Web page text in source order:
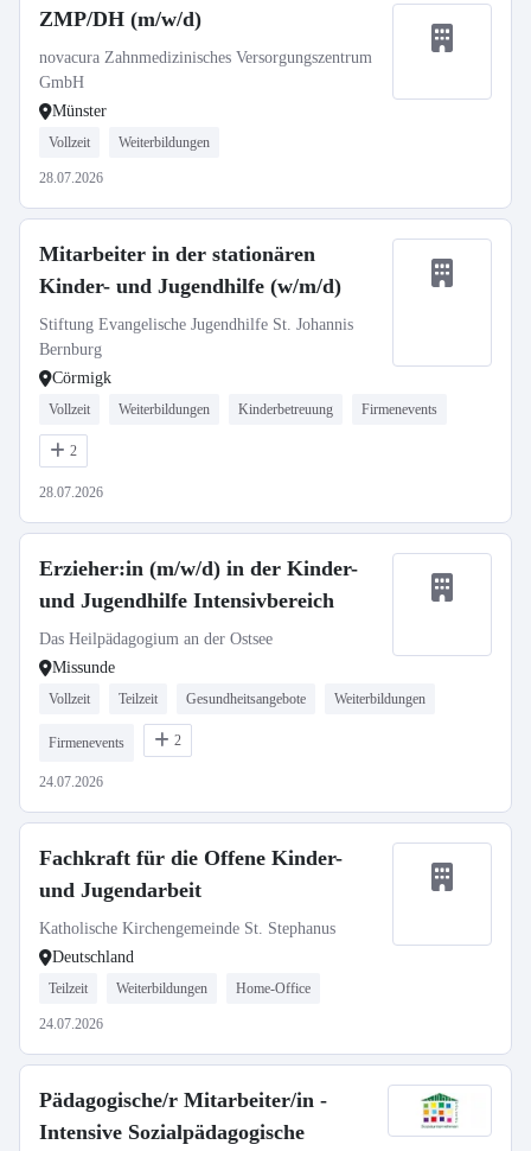
ZMP/DH (m/w/d)
novacura Zahnmedizinisches Versorgungszentrum
GmbH
Münster
Vollzeit Weiterbildungen
28.07.2026
Mitarbeiter in der stationären
Kinder- und Jugendhilfe (w/m/d)
Stiftung Evangelische Jugendhilfe St. Johannis
Bernburg
Cörmigk
Vollzeit Weiterbildungen Kinderbetreuung Firmenevents
2
28.07.2026
Erzieher:in (m/w/d) in der Kinder-
und Jugendhilfe Intensivbereich
Das Heilpädagogium an der Ostsee
Missunde
Vollzeit Teilzeit Gesundheitsangebote Weiterbildungen
Firmenevents 2
24.07.2026
Fachkraft für die Offene Kinder-
und Jugendarbeit
Katholische Kirchengemeinde St. Stephanus
Deutschland
Teilzeit Weiterbildungen Home-Office
24.07.2026
Pädagogische/r Mitarbeiter/in -
Intensive Sozialpädagogische